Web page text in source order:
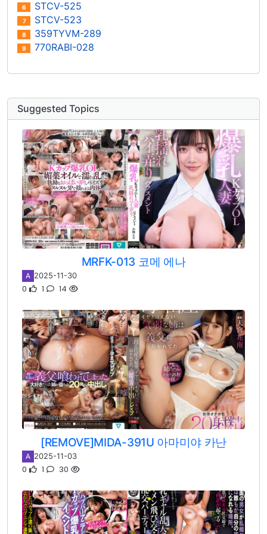
6 STCV-525
7 STCV-523
8 359TYVM-289
9 770RABI-028
Suggested Topics
MRFK-013 코메 에나
A 2025-11-30
0 1 14
[REMOVE]MIDA-391U 아마미야 카난
A 2025-11-03
0 1 30